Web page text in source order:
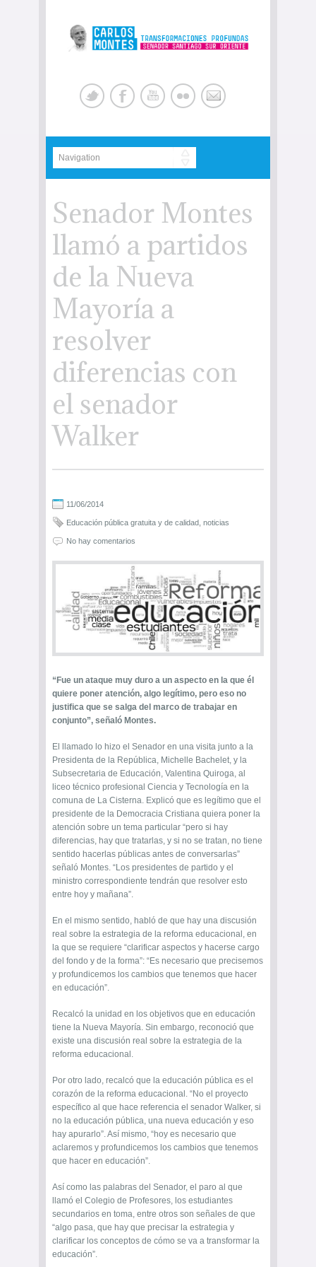
Senador Montes
llamó a partidos
de la Nueva
Mayoría a
resolver
diferencias con
el senador
Walker
11/06/2014
Educación pública gratuita y de calidad noticias
No hay comentarios
“Fue un ataque muy duro a un aspecto en la que él
quiere poner atención, algo legítimo, pero eso no
justifica que se salga del marco de trabajar en
conjunto”, señaló Montes.
El llamado lo hizo el Senador en una visita junto a la
Presidenta de la República, Michelle Bachelet, y la
Subsecretaria de Educación, Valentina Quiroga, al
liceo técnico profesional Ciencia y Tecnología en la
comuna de La Cisterna. Explicó que es legítimo que el
presidente de la Democracia Cristiana quiera poner la
atención sobre un tema particular “pero si hay
diferencias, hay que tratarlas, y si no se tratan, no tiene
sentido hacerlas públicas antes de conversarlas”
señaló Montes. “Los presidentes de partido y el
ministro correspondiente tendrán que resolver esto
entre hoy y mañana”.
En el mismo sentido, habló de que hay una discusión
real sobre la estrategia de la reforma educacional, en
la que se requiere “clarificar aspectos y hacerse cargo
del fondo y de la forma”: “Es necesario que precisemos
y profundicemos los cambios que tenemos que hacer
en educación”.
Recalcó la unidad en los objetivos que en educación
tiene la Nueva Mayoría. Sin embargo, reconoció que
existe una discusión real sobre la estrategia de la
reforma educacional.
Por otro lado, recalcó que la educación pública es el
corazón de la reforma educacional. “No el proyecto
específico al que hace referencia el senador Walker, si
no la educación pública, una nueva educación y eso
hay apurarlo”. Así mismo, “hoy es necesario que
aclaremos y profundicemos los cambios que tenemos
que hacer en educación”.
Así como las palabras del Senador, el paro al que
llamó el Colegio de Profesores, los estudiantes
secundarios en toma, entre otros son señales de que
“algo pasa, que hay que precisar la estrategia y
clarificar los conceptos de cómo se va a transformar la
educación”.